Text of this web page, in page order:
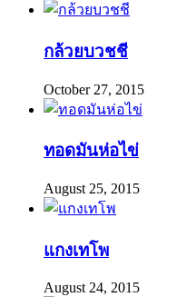
กล้วยบวชชี
October 27, 2015
ทอดมันห่อไข่
August 25, 2015
แกงเทโพ
August 24, 2015